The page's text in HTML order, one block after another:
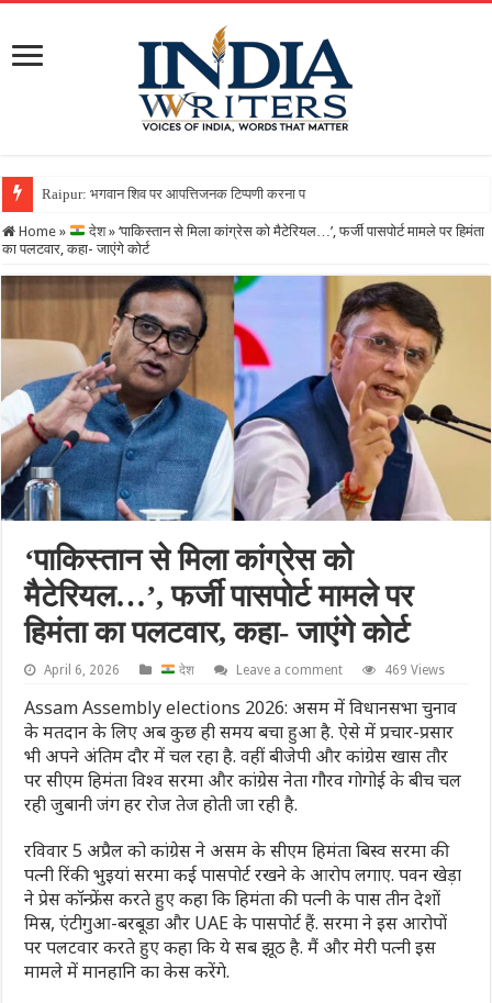
Raipur: भगवान शिव पर आपत्तिजनक टिप्पणी करना पड़ा भारी, क्रिश्चियन फोरम के नेता
Home » देश » ‘पाकिस्तान से मिला कांग्रेस को मैटेरियल…’, फर्जी पासपोर्ट मामले पर हिमंता
का पलटवार, कहा- जाएंगे कोर्ट
‘पाकिस्तान से मिला कांग्रेस को
मैटेरियल…’, फर्जी पासपोर्ट मामले पर
हिमंता का पलटवार, कहा- जाएंगे कोर्ट
April 6, 2026 देश Leave a comment 469 Views
Assam Assembly elections 2026: असम में विधानसभा चुनाव
के मतदान के लिए अब कुछ ही समय बचा हुआ है. ऐसे में प्रचार-प्रसार
भी अपने अंतिम दौर में चल रहा है. वहीं बीजेपी और कांग्रेस खास तौर
पर सीएम हिमंता विश्व सरमा और कांग्रेस नेता गौरव गोगोई के बीच चल
रही जुबानी जंग हर रोज तेज होती जा रही है.
रविवार 5 अप्रैल को कांग्रेस ने असम के सीएम हिमंता बिस्व सरमा की
पत्नी रिंकी भुइयां सरमा कई पासपोर्ट रखने के आरोप लगाए. पवन खेड़ा
ने प्रेस कॉन्फ्रेंस करते हुए कहा कि हिमंता की पत्नी के पास तीन देशों
मिस्र, एंटीगुआ-बरबूडा और UAE के पासपोर्ट हैं. सरमा ने इस आरोपों
पर पलटवार करते हुए कहा कि ये सब झूठ है. मैं और मेरी पत्नी इस
मामले में मानहानि का केस करेंगे.